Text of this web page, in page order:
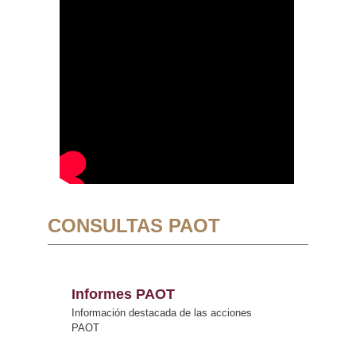
CONSULTAS PAOT
Informes PAOT
Información destacada de las acciones
PAOT